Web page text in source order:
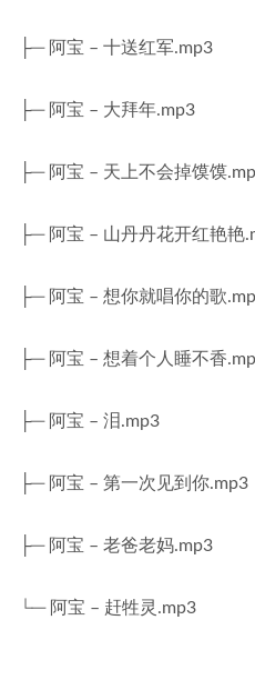
├─ 阿宝 – 十送红军.mp3
├─ 阿宝 – 大拜年.mp3
├─ 阿宝 – 天上不会掉馍馍
├─ 阿宝 – 山丹丹花开红艳艳
├─ 阿宝 – 想你就唱你的歌
├─ 阿宝 – 想着个人睡不香
├─ 阿宝 – 泪.mp3
├─ 阿宝 – 第一次见到你.mp3
├─ 阿宝 – 老爸老妈.mp3
└─ 阿宝 – 赶牲灵.mp3